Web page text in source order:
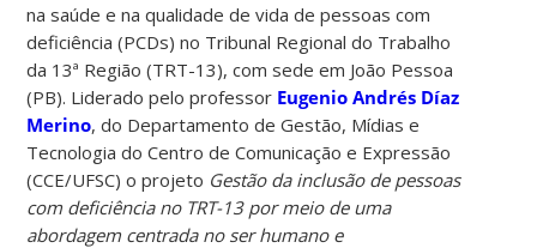
na saúde e na qualidade de vida de pessoas com
deficiência (PCDs) no Tribunal Regional do Trabalho
da 13ª Região (TRT-13), com sede em João Pessoa
(PB). Liderado pelo professor Eugenio Andrés Díaz
Merino, do Departamento de Gestão, Mídias e
Tecnologia do Centro de Comunicação e Expressão
(CCE/UFSC) o projeto Gestão da inclusão de pessoas
com deficiência no TRT-13 por meio de uma
abordagem centrada no ser humano e